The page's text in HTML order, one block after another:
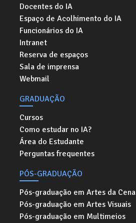
Docentes do IA
Espaço de Acolhimento do IA
Funcionários do IA
Intranet
Reserva de espaços
Sala de imprensa
Webmail
GRADUAÇÃO
Cursos
Como estudar no IA?
Área do Estudante
Perguntas frequentes
PÓS-GRADUAÇÃO
Pós-graduação em Artes da Cena
Pós-graduação em Artes Visuais
Pós-graduação em Multimeios